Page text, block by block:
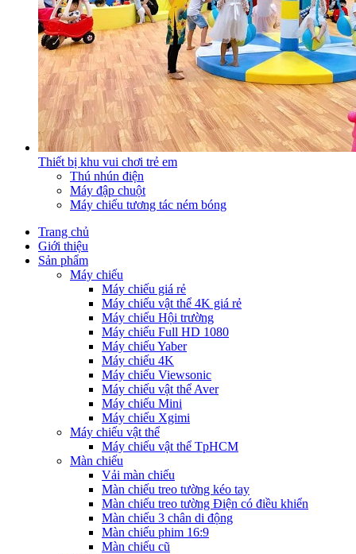
Thiết bị khu vui chơi trẻ em
Thú nhún điện
Máy đập chuột
Máy chiếu tương tác ném bóng
Trang chủ
Giới thiệu
Sản phẩm
Máy chiếu
Máy chiếu giá rẻ
Máy chiếu vật thể 4K giá rẻ
Máy chiếu Hội trường
Máy chiếu Full HD 1080
Máy chiếu Yaber
Máy chiếu 4K
Máy chiếu Viewsonic
Máy chiếu vật thể Aver
Máy chiếu Mini
Máy chiếu Xgimi
Máy chiếu vật thể
Máy chiếu vật thể TpHCM
Màn chiếu
Vải màn chiếu
Màn chiếu treo tường kéo tay
Màn chiếu treo tường Điện có điều khiển
Màn chiếu 3 chân di động
Màn chiếu phim 16:9
Màn chiếu cũ